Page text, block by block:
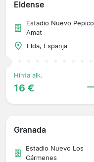
Eldense
Estadio Nuevo Pepico
Amat
Elda, Espanja
Hinta alk.
16 €
Granada
Estadio Nuevo Los
Cármenes